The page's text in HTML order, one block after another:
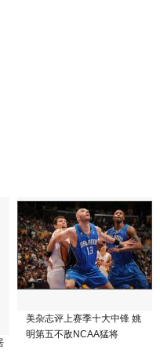
美杂志评上赛季十大中锋 姚
明第五不敌NCAA猛将